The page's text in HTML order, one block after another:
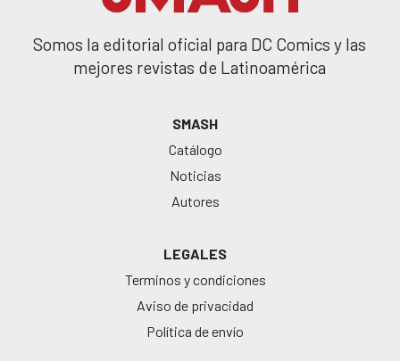
Somos la editorial oficial para DC Comics y las
mejores revistas de Latinoamérica
SMASH
Catálogo
Noticias
Autores
LEGALES
Terminos y condiciones
Aviso de privacidad
Política de envío